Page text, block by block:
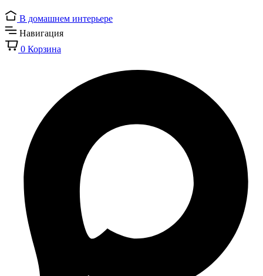
В домашнем интерьере
Навигация
0 Корзина